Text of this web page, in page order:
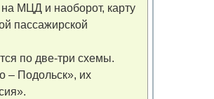
МЦД и наоборот, карту
пассажирской
по две-три схемы.
– Подольск», их